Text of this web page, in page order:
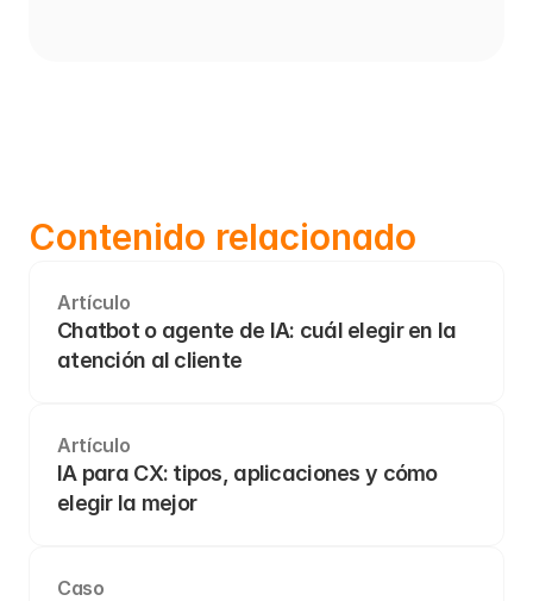
Contenido relacionado
Artículo
Chatbot o agente de IA: cuál elegir en la
atención al cliente
Artículo
IA para CX: tipos, aplicaciones y cómo
elegir la mejor
Caso